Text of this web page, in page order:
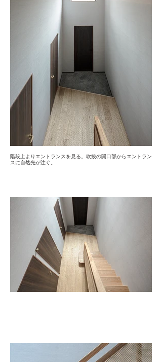
階段上よりエントランスを見る。吹抜の開口部からエントラン
スに自然光が注ぐ。